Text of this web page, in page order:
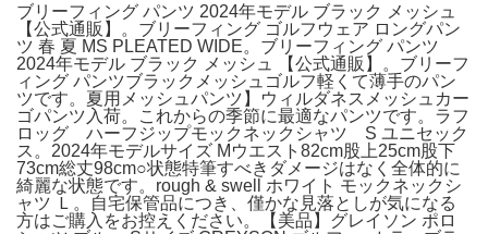
ブリーフィング パンツ 2024年モデル ブラック メッシュ
【公式通販】。ブリーフィング ゴルフウェア ロングパン
ツ 春 夏 MS PLEATED WIDE。ブリーフィング パンツ
2024年モデル ブラック メッシュ 【公式通販】。ブリーフ
ィング パンツブラックメッシュゴルフ軽くて薄手のパン
ツです。夏用メッシュパンツ】ウィルダネスメッシュカー
ゴパンツ入荷。これからの季節に最適なパンツです。ラフ
ロッグ ハーフジップモックネックシャツ S ユニセック
ス。2024年モデルサイズ Mウエスト82cm股上25cm股下
73cm総丈98cm○状態特筆すべきダメージはなく全体的に
綺麗な状態です。rough & swell ホワイト モックネックシ
ャツ Ｌ。自宅保管品につき、僅かな見落としが気になる
方はご購入をお控えください。【美品】グレイソン ポロ